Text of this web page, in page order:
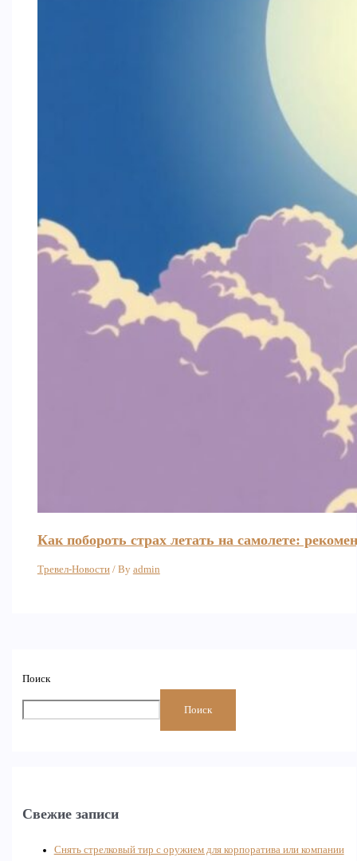
Поиск
Поиск
Свежие записи
Снять стрелковый тир с оружием для корпоратива или компании
Как побороть страх летать на самолете:
Тревел-Новости/ By admin